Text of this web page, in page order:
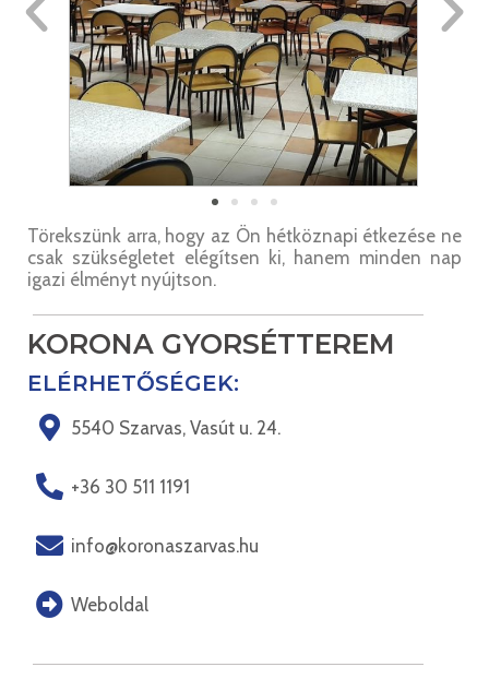
Törekszünk arra, hogy az Ön hétköznapi étkezése ne
csak szükségletet elégítsen ki, hanem minden nap
igazi élményt nyújtson.
KORONA GYORSÉTTEREM
ELÉRHETŐSÉGEK:
5540 Szarvas, Vasút u. 24.
+36 30 511 1191
info@koronaszarvas.hu
Weboldal